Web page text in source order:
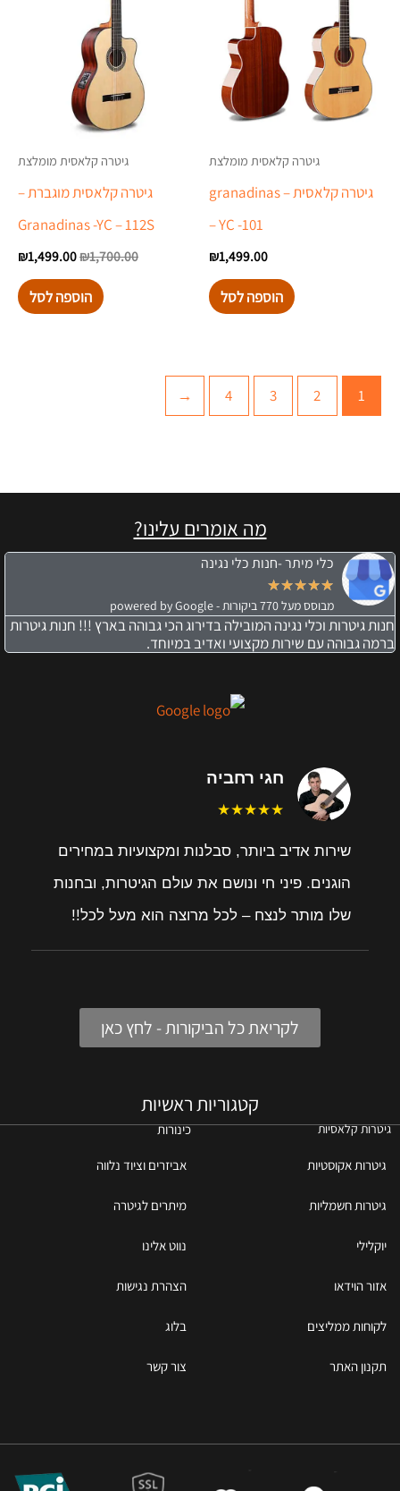
גיטרה קלאסית מומלצת
גיטרה קלאסית – granadinas
– YC -101
₪1,499.00
הוספה לסל
גיטרה קלאסית מומלצת
גיטרה קלאסית מוגברת –
Granadinas -YC – 112S
₪1,700.00
₪1,499.00
הוספה לסל
1
2
3
4
←
מה אומרים עלינו?
כלי מיתר -חנות כלי נגינה
★
★
★
★
★
מבוסס מעל 770 ביקורות - powered by Google
חנות גיטרות וכלי נגינה המובילה בדירוג הכי גבוהה בארץ !!! חנות גיטרות
ברמה גבוהה עם שירות מקצועי ואדיב במיוחד.
חגי רחביה
★★★★★
שירות אדיב ביותר, סבלנות ומקצועיות במחירים
הוגנים. פיני חי ונושם את עולם הגיטרות, ובחנות
שלו מותר לנצח – לכל מרוצה הוא מעל לכל!!
לקריאת כל הביקורות - לחץ כאן
קטגוריות ראשיות
גיטרות קלאסיות כינורות
גיטרות אקוסטיות אביזרים וציוד נלווה
גיטרות חשמליות מיתרים לגיטרה
יוקלילי נווט אלינו
אזור הוידאו הצהרת נגישות
לקוחות ממליצים בלוג
תקנון האתר צור קשר